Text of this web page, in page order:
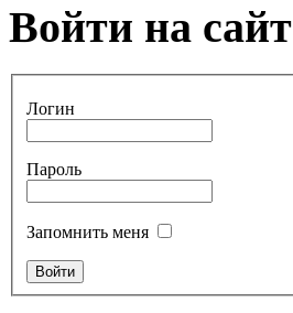
Войти на сайт
Логин
Пароль
Запомнить меня